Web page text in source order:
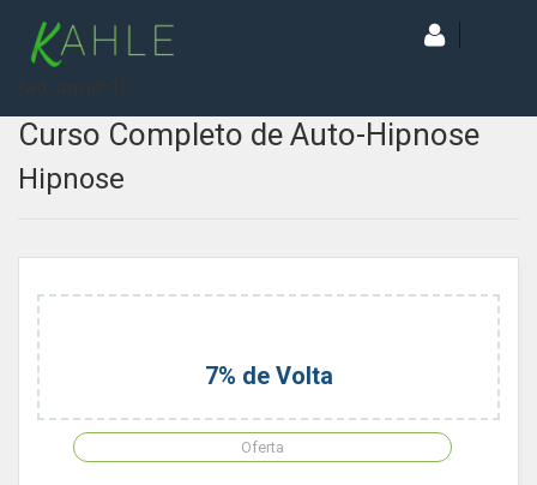
Curso Completo de Auto-Hipnose
Hipnose
7% de Volta
Oferta